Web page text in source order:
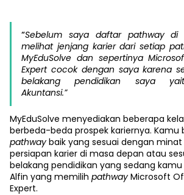
“Sebelum saya daftar pathway di
melihat jenjang karier dari setiap
MyEduSolve dan sepertinya
Expert cocok dengan saya karena
belakang pendidikan saya
Akuntansi.”
MyEduSolve menyediakan beberapa
berbeda-beda prospek kariernya. Kamu
pathwaybaik yang sesuai dengan
persiapan karier di masa depan atau
belakang pendidikan yang sedang
Alfin yang memilih pathwayMicrosoft
Expert.